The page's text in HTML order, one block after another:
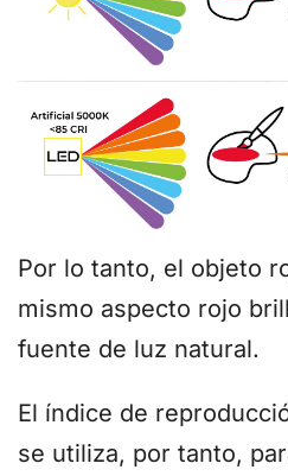
Por lo tanto, el objeto
mismo aspecto rojo
fuente de luz natural.
El índice de
se utiliza, por tanto,